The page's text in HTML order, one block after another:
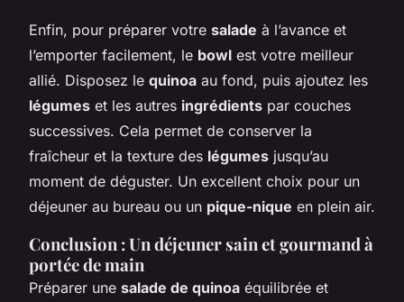
Enfin, pour préparer votre salade à l’avance et
l’emporter facilement, le bowl est votre meilleur
allié. Disposez le quinoa au fond, puis ajoutez les
légumes et les autres ingrédients par couches
successives. Cela permet de conserver la
fraîcheur et la texture des légumes jusqu’au
moment de déguster. Un excellent choix pour un
déjeuner au bureau ou un pique-nique en plein air.
Conclusion : Un déjeuner sain et gourmand à
portée de main
Préparer une salade de quinoa équilibrée et